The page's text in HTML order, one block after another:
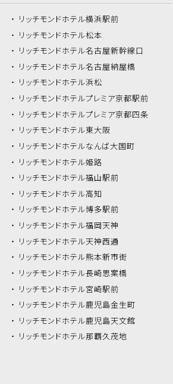
リッチモンドホテル横浜駅前
リッチモンドホテル松本
リッチモンドホテル名古屋新幹線口
リッチモンドホテル名古屋納屋橋
リッチモンドホテル浜松
リッチモンドホテルプレミア京都駅前
リッチモンドホテルプレミア京都四条
リッチモンドホテル東大阪
リッチモンドホテルなんば大国町
リッチモンドホテル姫路
リッチモンドホテル福山駅前
リッチモンドホテル高知
リッチモンドホテル博多駅前
リッチモンドホテル福岡天神
リッチモンドホテル天神西通
リッチモンドホテル熊本新市街
リッチモンドホテル長崎思案橋
リッチモンドホテル宮崎駅前
リッチモンドホテル鹿児島金生町
リッチモンドホテル鹿児島天文館
リッチモンドホテル那覇久茂地